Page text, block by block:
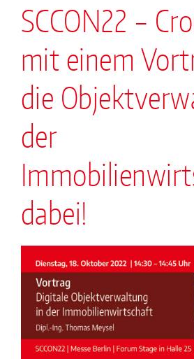
SCCON22 –
mit einem
die
der
dabei!